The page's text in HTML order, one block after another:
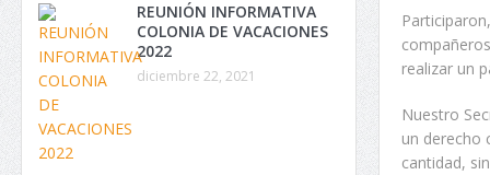
realizar un
Nuestro
un derecho
cantidad,
REUNIÓN INFORMATIVA
COLONIA DE VACACIONES
2022
diciembre 22, 2021